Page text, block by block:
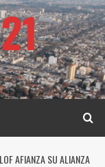
AFIANZA SU ALIANZA